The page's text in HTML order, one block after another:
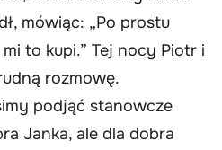
mówiąc: „Po prostu
to kupi.” Tej nocy Piotr i
rozmowę.
podjąć stanowcze
Janka, ale dla dobra